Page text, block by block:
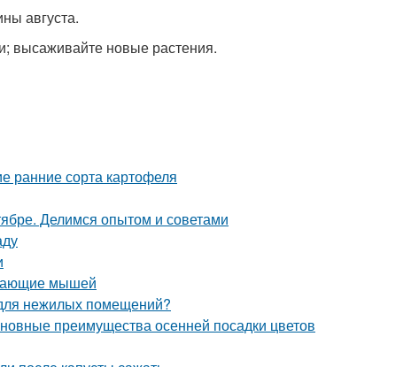
августа.
высаживайте новые растения.
ранние сорта картофеля
Делимся опытом и советами
мышей
нежилых помещений?
преимущества осенней посадки цветов